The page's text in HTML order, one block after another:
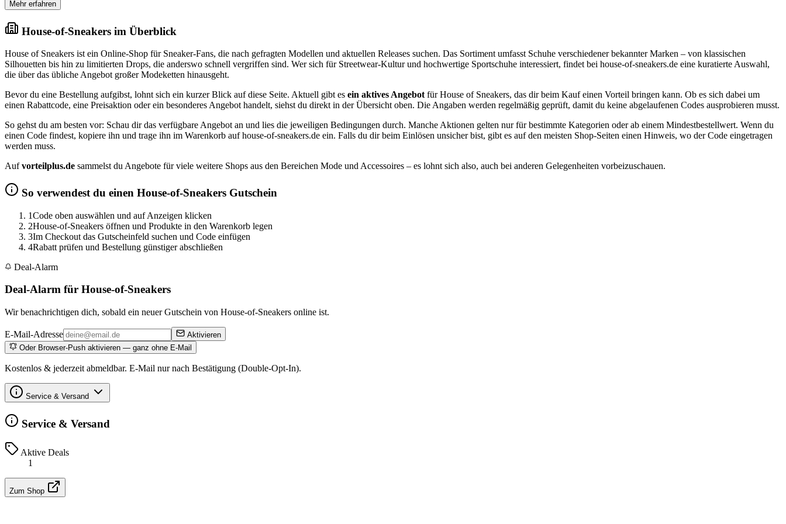
Mehr erfahren
House-of-Sneakers im Überblick
House of Sneakers ist ein Online-Shop für Sneaker-Fans, die nach gefragten Modellen und aktuellen Releases suchen. Das Sortiment umfasst Schuhe verschiedener bekannter Marken – von klassischen
Silhouetten bis hin zu limitierten Drops, die anderswo schnell vergriffen sind. Wer sich für Streetwear-Kultur und hochwertige Sportschuhe interessiert, findet bei house-of-sneakers.de eine kuratierte Auswahl,
die über das übliche Angebot großer Modeketten hinausgeht.
Bevor du eine Bestellung aufgibst, lohnt sich ein kurzer Blick auf diese Seite. Aktuell gibt es ein aktives Angebot für House of Sneakers, das dir beim Kauf einen Vorteil bringen kann. Ob es sich dabei um
einen Rabattcode, eine Preisaktion oder ein besonderes Angebot handelt, siehst du direkt in der Übersicht oben. Die Angaben werden regelmäßig geprüft, damit du keine abgelaufenen Codes ausprobieren musst.
So gehst du am besten vor: Schau dir das verfügbare Angebot an und lies die jeweiligen Bedingungen durch. Manche Aktionen gelten nur für bestimmte Kategorien oder ab einem Mindestbestellwert. Wenn du
einen Code findest, kopiere ihn und trage ihn im Warenkorb auf house-of-sneakers.de ein. Falls du dir beim Einlösen unsicher bist, gibt es auf den meisten Shop-Seiten einen Hinweis, wo der Code eingetragen
werden muss.
Aufvorteilplus.de sammelst du Angebote für viele weitere Shops aus den Bereichen Mode und Accessoires – es lohnt sich also, auch bei anderen Gelegenheiten vorbeizuschauen.
So verwendest du einen House-of-Sneakers Gutschein
1Code oben auswählen und auf Anzeigen klicken
2House-of-Sneakers öffnen und Produkte in den Warenkorb legen
3Im Checkout das Gutscheinfeld suchen und Code einfügen
4Rabatt prüfen und Bestellung günstiger abschließen
Deal-Alarm
Deal-Alarm für House-of-Sneakers
Wir benachrichtigen dich, sobald ein neuer Gutschein von House-of-Sneakers online ist.
E-Mail-Adresse
Aktivieren
Oder Browser-Push aktivieren — ganz ohne E-Mail
Kostenlos & jederzeit abmeldbar. E-Mail nur nach Bestätigung (Double-Opt-In).
Service & Versand
Service & Versand
Aktive Deals
1
Zum Shop